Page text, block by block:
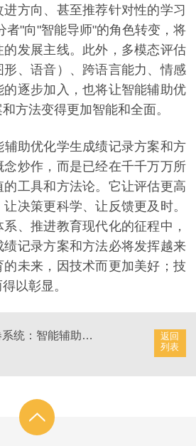
方向、甚至推荐针对性的学习
者"向"智能导师"的角色转变，将
发展主线。此外，多模态评估
形、语音）、跨语言能力、情感
逐步加入，也将让智能辅助优
方法变得更加智能和全面。
助优化学生成绩记录方案和方
炒作，而是已经在千千万万所
工具和方法论。它让评估更高
决策更科学、让反馈更及时。
、推进教育现代化的征程中，
记录方案和方法必将发挥越来
未来，因技术而更加美好；技
以彰显。
返回
列表
人工智能阅卷系统：智能辅助优化学生成绩记录方案